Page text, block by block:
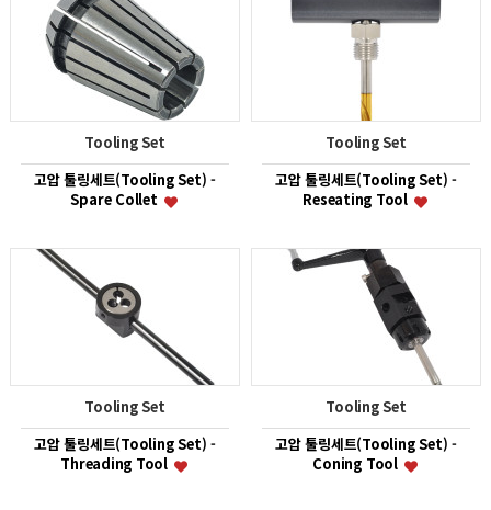
Tooling Set
고압 툴링세트(Tooling Set) -
Spare Collet
Tooling Set
고압 툴링세트(Tooling Set) -
Reseating Tool
Tooling Set
고압 툴링세트(Tooling Set) -
Threading Tool
Tooling Set
고압 툴링세트(Tooling Set) -
Coning Tool